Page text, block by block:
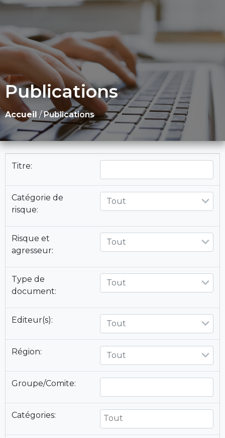
Publications
Accueil /Publications
Titre:
Catégorie de
risque:
Tout
Risque et
agresseur:
Tout
Type de
document:
Tout
Editeur(s): Tout
Région: Tout
Groupe/Comite:
Catégories: